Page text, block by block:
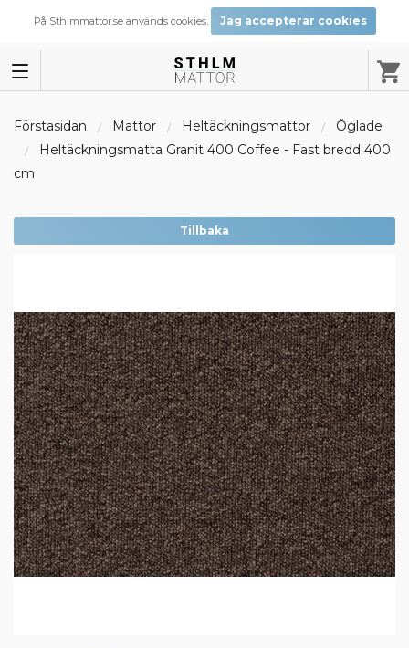
På Sthlmmattor.se används cookies. Jag accepterar cookies
Förstasidan Mattor Heltäckningsmattor
Öglade
Heltäckningsmatta Granit 400 Coffee - Fast bredd 400
cm
Tillbaka